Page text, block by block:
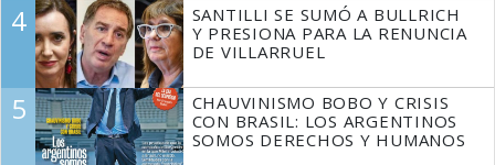
4
SANTILLI SE SUMÓ A BULLRICH
Y PRESIONA PARA LA RENUNCIA
DE VILLARRUEL
5
CHAUVINISMO BOBO Y CRISIS
CON BRASIL: LOS ARGENTINOS
SOMOS DERECHOS Y HUMANOS